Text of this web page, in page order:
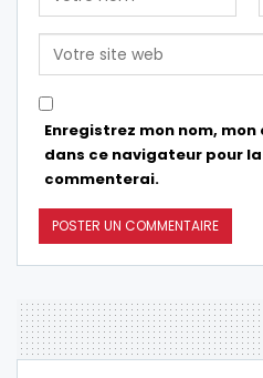
Enregistrez mon nom,
dans ce navigateur pour
commenterai.